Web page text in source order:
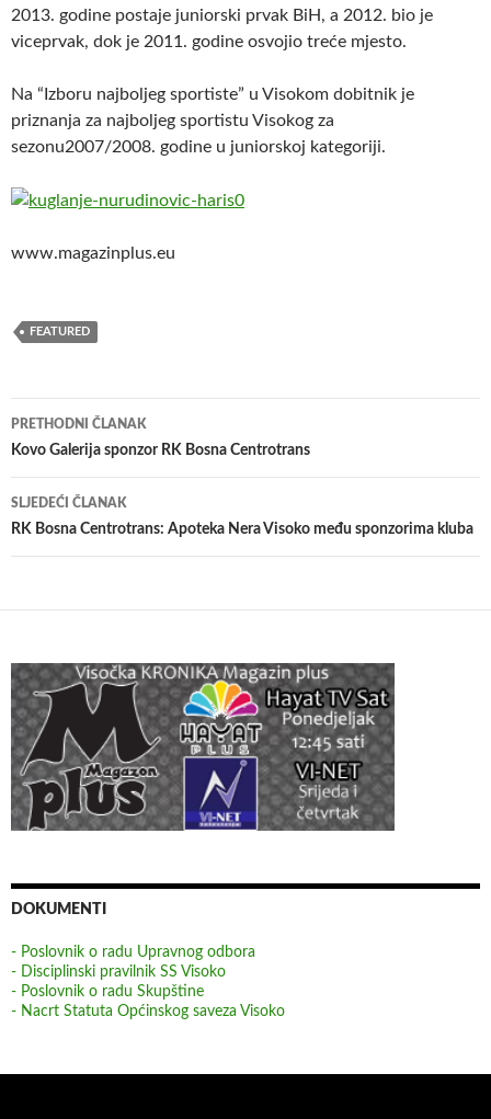
2013. godine postaje juniorski prvak BiH, a 2012. bio je
viceprvak, dok je 2011. godine osvojio treće mjesto.
Na “Izboru najboljeg sportiste” u Visokom dobitnik je
priznanja za najboljeg sportistu Visokog za
sezonu2007/2008. godine u juniorskoj kategoriji.
www.magazinplus.eu
FEATURED
Navigacija
članaka
PRETHODNI ČLANAK
Kovo Galerija sponzor RK Bosna Centrotrans
SLJEDEĆI ČLANAK
RK Bosna Centrotrans: Apoteka Nera Visoko među sponzorima kluba
DOKUMENTI
- Poslovnik o radu Upravnog odbora
- Disciplinski pravilnik SS Visoko
- Poslovnik o radu Skupštine
- Nacrt Statuta Općinskog saveza Visoko